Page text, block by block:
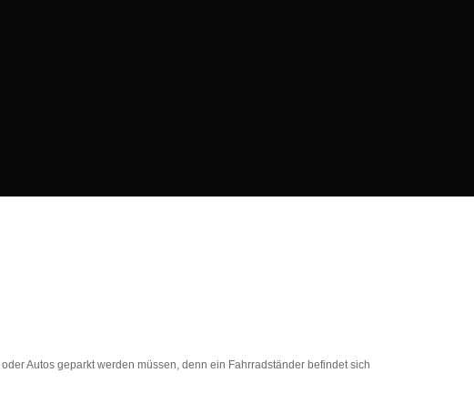
Autos geparkt werden müssen, denn ein Fahrradständer befindet sich